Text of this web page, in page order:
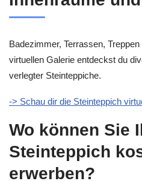
Badezimmer, Terrassen,
virtuellen Galerie entdeckst du
verlegter Steinteppiche.
-> Schau dir die Steinteppich
Wo können Sie
Steinteppich
erwerben?